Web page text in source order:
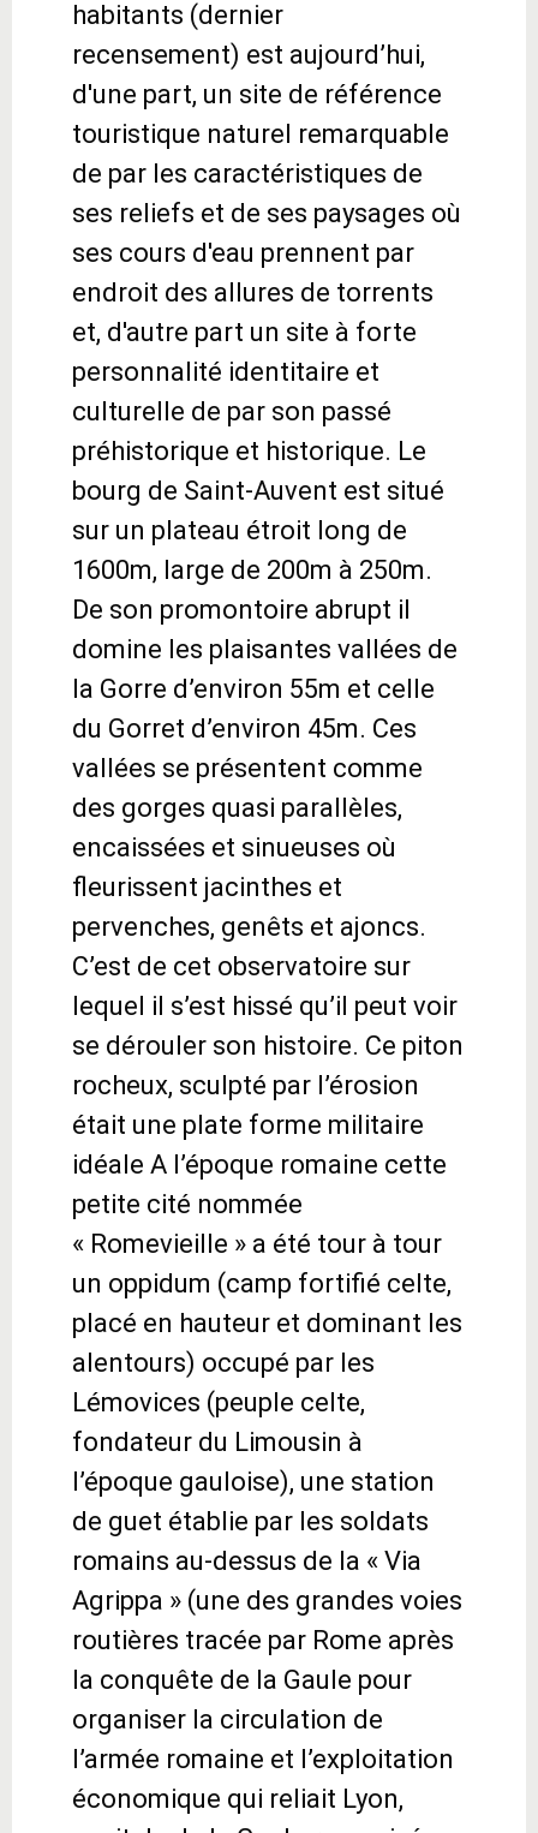
habitants (dernier
recensement) est aujourd’hui,
d'une part, un site de référence
touristique naturel remarquable
de par les caractéristiques de
ses reliefs et de ses paysages où
ses cours d'eau prennent par
endroit des allures de torrents
et, d'autre part un site à forte
personnalité identitaire et
culturelle de par son passé
préhistorique et historique. Le
bourg de Saint-Auvent est situé
sur un plateau étroit long de
1600m, large de 200m à 250m.
De son promontoire abrupt il
domine les plaisantes vallées de
la Gorre d’environ 55m et celle
du Gorret d’environ 45m. Ces
vallées se présentent comme
des gorges quasi parallèles,
encaissées et sinueuses où
fleurissent jacinthes et
pervenches, genêts et ajoncs.
C’est de cet observatoire sur
lequel il s’est hissé qu’il peut voir
se dérouler son histoire. Ce piton
rocheux, sculpté par l’érosion
était une plate forme militaire
idéale A l’époque romaine cette
petite cité nommée
« Romevieille » a été tour à tour
un oppidum (camp fortifié celte,
placé en hauteur et dominant les
alentours) occupé par les
Lémovices (peuple celte,
fondateur du Limousin à
l’époque gauloise), une station
de guet établie par les soldats
romains au-dessus de la « Via
Agrippa » (une des grandes voies
routières tracée par Rome après
la conquête de la Gaule pour
organiser la circulation de
l’armée romaine et l’exploitation
économique qui reliait Lyon,